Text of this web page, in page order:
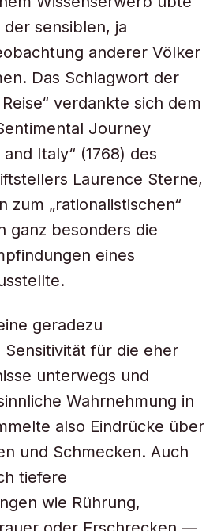
sensiblen, ja
anderer Völker
Das Schlagwort der
verdankte sich dem
Journey
Italy“ (1768) des
Laurence Sterne,
zum „rationalistischen“
ganz besonders die
eines
geradezu
Sensitivität für die eher
unterwegs und
Wahrnehmung in
also Eindrücke über
und Schmecken. Auch
tiefere
wie Rührung,